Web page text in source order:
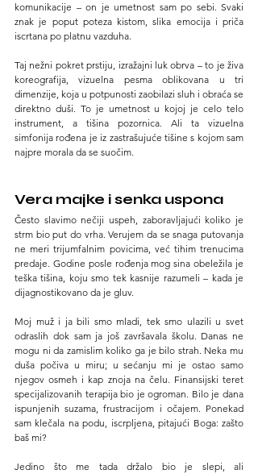
komunikacije – on je umetnost sam po sebi. Svaki
znak je poput poteza kistom, slika emocija i priča
iscrtana po platnu vazduha.
Taj nežni pokret prstiju, izražajni luk obrva – to je živa
koreografija, vizuelna pesma oblikovana u tri
dimenzije, koja u potpunosti zaobilazi sluh i obraća se
direktno duši. To je umetnost u kojoj je celo telo
instrument, a tišina pozornica. Ali ta vizuelna
simfonija rođena je iz zastrašujuće tišine s kojom sam
najpre morala da se suočim.
Vera majke i senka uspona
Često slavimo nečiji uspeh, zaboravljajući koliko je
strm bio put do vrha. Verujem da se snaga putovanja
ne meri trijumfalnim povicima, već tihim trenucima
predaje. Godine posle rođenja mog sina obeležila je
teška tišina, koju smo tek kasnije razumeli – kada je
dijagnostikovano da je gluv.
Moj muž i ja bili smo mladi, tek smo ulazili u svet
odraslih dok sam ja još završavala školu. Danas ne
mogu ni da zamislim koliko ga je bilo strah. Neka mu
duša počiva u miru; u sećanju mi je ostao samo
njegov osmeh i kap znoja na čelu. Finansijski teret
specijalizovanih terapija bio je ogroman. Bilo je dana
ispunjenih suzama, frustracijom i očajem. Ponekad
sam klečala na podu, iscrpljena, pitajući Boga: zašto
baš mi?
Jedino što me tada držalo bio je slepi, ali